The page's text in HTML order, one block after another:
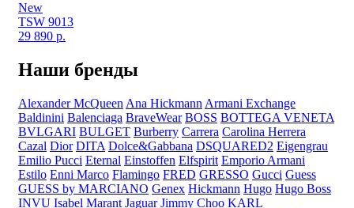
New
TSW 9013
29 890 р.
Наши бренды
Alexander McQueen Ana Hickmann Armani Exchange
Baldinini Balenciaga BraveWear BOSS BOTTEGA VENETA
BVLGARI BULGET Burberry Carrera Carolina Herrera
Cazal Dior DITA Dolce&Gabbana DSQUARED2 Eigengrau
Emilio Pucci Eternal Einstoffen Elfspirit Emporio Armani
Estilo Enni Marco Flamingo FRED GRESSO Gucci Guess
GUESS by MARCIANO Genex Hickmann Hugo Hugo Boss
INVU Isabel Marant Jaguar Jimmy Choo KARL